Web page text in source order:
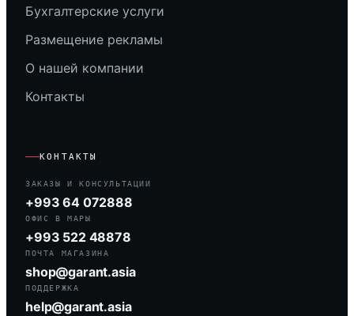
Бухгалтерские услуги
Размещение рекламы
О нашей компании
Контакты
КОНТАКТЫ
ЗАКАЗЫ И КОНСУЛЬТАЦИИ
+993 64 072888
ОФИС В МАРЫ
+993 522 48878
ПОЧТА МАГАЗИНА
shop@garant.asia
ПОДДЕРЖКА
help@garant.asia